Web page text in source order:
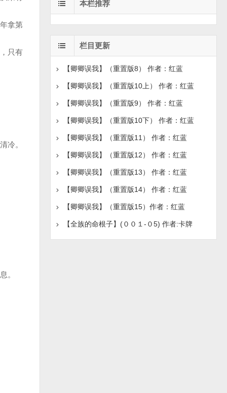
拿第
只有
冷。
。
本栏推荐
栏目更新
【卿卿误我】（重置版8） 作者：红蓝
【卿卿误我】（重置版10上） 作者：红蓝
【卿卿误我】（重置版9） 作者：红蓝
【卿卿误我】（重置版10下） 作者：红蓝
【卿卿误我】（重置版11） 作者：红蓝
【卿卿误我】（重置版12） 作者：红蓝
【卿卿误我】（重置版13） 作者：红蓝
【卿卿误我】（重置版14） 作者：红蓝
【卿卿误我】（重置版15）作者：红蓝
【全族的命根子】(００１-０5) 作者:卡牌